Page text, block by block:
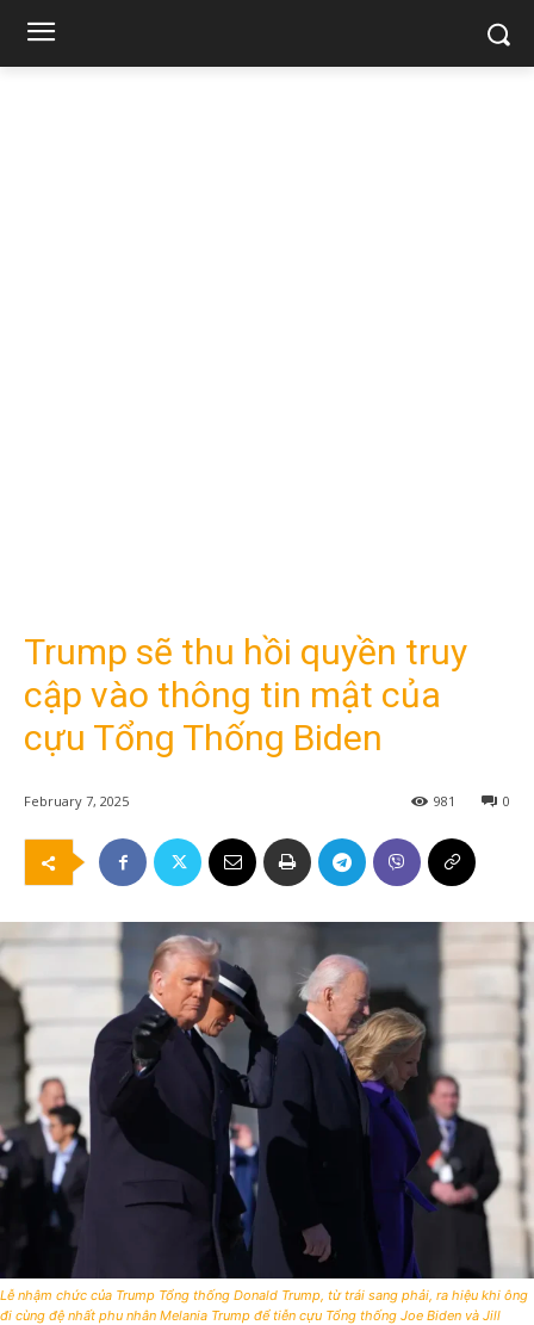
Trump sẽ thu hồi quyền truy
cập vào thông tin mật của
cựu Tổng Thống Biden
February 7, 2025 0
981
Lễ nhậm chức của Trump Tổng thống Donald Trump, từ trái sang phải, ra hiệu khi ông
đi cùng đệ nhất phu nhân Melania Trump để tiễn cựu Tổng thống Joe Biden và Jill